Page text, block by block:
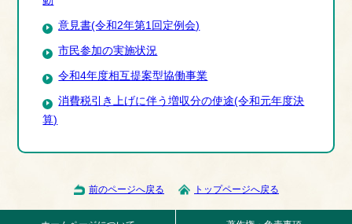
意見書(令和2年第1回定例会)
市民参加の実施状況
令和4年度相互提案型協働事業
消費税引き上げに伴う増収分の使途(令和元年度決
算)
前のページへ戻る トップページへ戻る